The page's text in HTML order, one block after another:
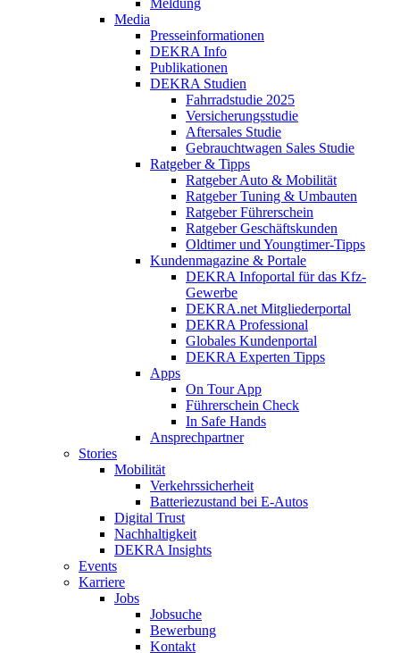
Media
Presseinformationen
DEKRA Info
Publikationen
DEKRA Studien
Fahrradstudie 2025
Versicherungsstudie
Aftersales Studie
Gebrauchtwagen Sales Studie
Ratgeber & Tipps
Ratgeber Auto & Mobilität
Ratgeber Tuning & Umbauten
Ratgeber Führerschein
Ratgeber Geschäftskunden
Oldtimer und Youngtimer-Tipps
Kundenmagazine & Portale
DEKRA Infoportal für das Kfz-
Gewerbe
DEKRA.net Mitgliederportal
DEKRA Professional
Globales Kundenportal
DEKRA Experten Tipps
Apps
On Tour App
Führerschein Check
In Safe Hands
Ansprechpartner
Stories
Mobilität
Verkehrssicherheit
Batteriezustand bei E-Autos
Digital Trust
Nachhaltigkeit
DEKRA Insights
Events
Karriere
Jobs
Jobsuche
Bewerbung
Kontakt